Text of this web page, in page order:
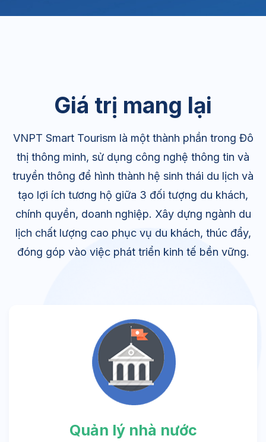
Giá trị mang lại
VNPT Smart Tourism là một thành phần trong Đô
thị thông minh, sử dụng công nghệ thông tin và
truyền thông để hình thành hệ sinh thái du lịch và
tạo lợi ích tương hộ giữa 3 đối tượng du khách,
chính quyền, doanh nghiệp. Xây dựng ngành du
lịch chất lượng cao phục vụ du khách, thúc đẩy,
đóng góp vào việc phát triển kinh tế bền vững.
Quản lý nhà nước